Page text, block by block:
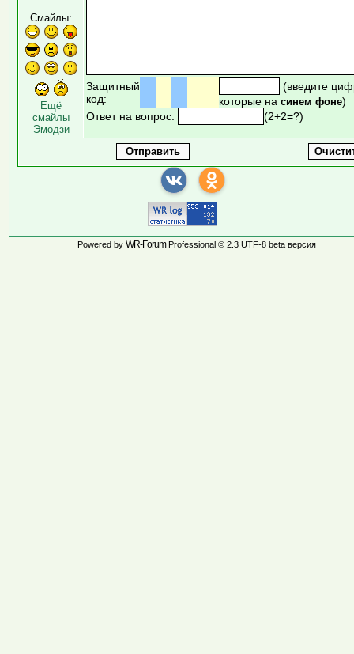
Смайлы:
Ещё
смайлы
Эмодзи
Защитный
код:
(введите
которые на синем фоне)
Ответ на вопрос:
(2+2=?)
Powered by WR-ForumProfessional © 2.3 UTF-8 beta версия